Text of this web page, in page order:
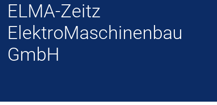
ELMA-Zeitz
ElektroMaschinenbau
GmbH